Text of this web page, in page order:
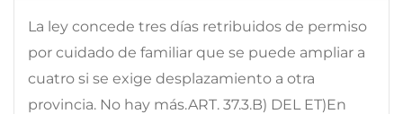
La ley concede tres días retribuidos de permiso
por cuidado de familiar que se puede ampliar a
cuatro si se exige desplazamiento a otra
provincia. No hay más.ART. 37.3.B) DEL ET)En